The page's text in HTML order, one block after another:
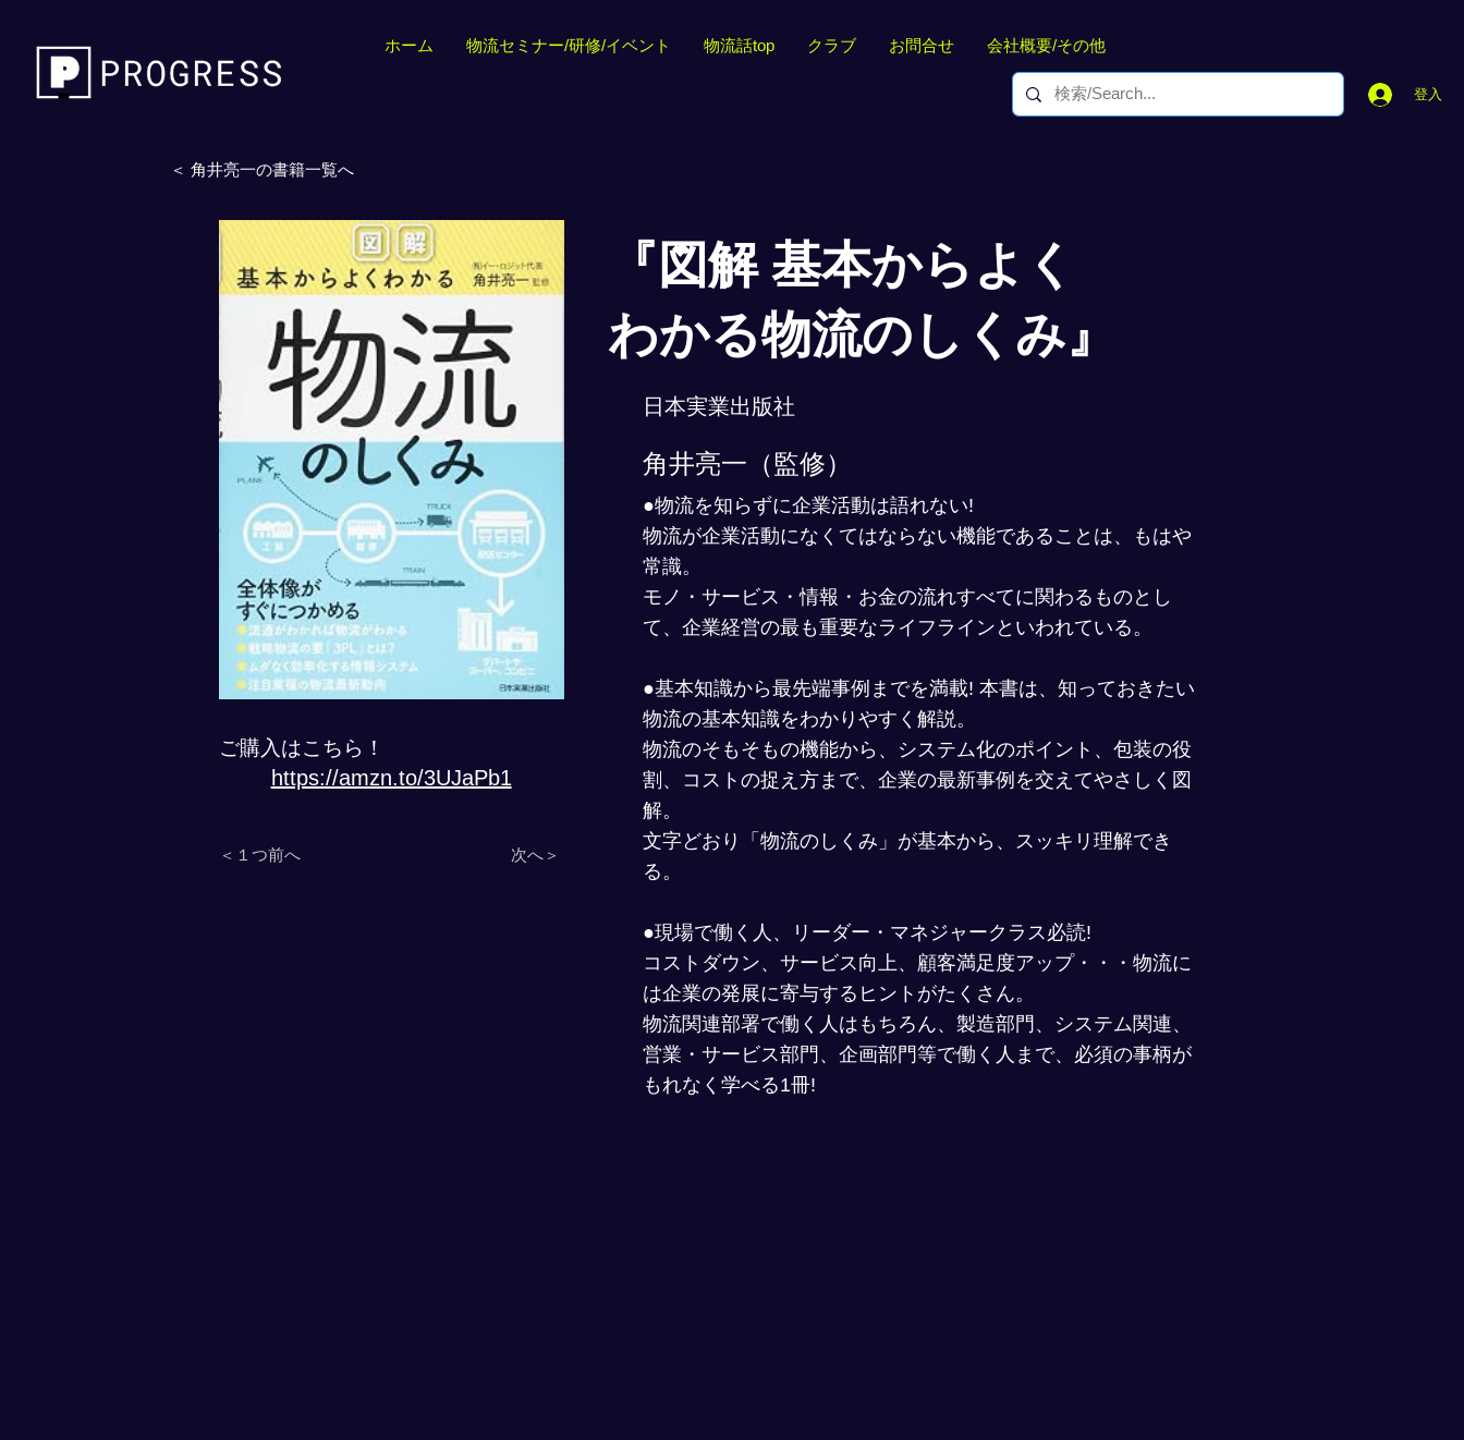
ホーム 物流セミナー/研修/イベント 物流話top クラブ お問合せ 会社概要/その他
登入
＜ 角井亮一の書籍一覧へ
https://amzn.to/3UJaPb1
ご購入はこちら！
＜１つ前へ 次へ＞
『図解 基本からよく
わかる物流のしくみ』
日本実業出版社
角井亮一（監修）
●物流を知らずに企業活動は語れない!
物流が企業活動になくてはならない機能であることは、もはや
常識。
モノ・サービス・情報・お金の流れすべてに関わるものとし
て、企業経営の最も重要なライフラインといわれている。
●基本知識から最先端事例までを満載! 本書は、知っておきたい
物流の基本知識をわかりやすく解説。
物流のそもそもの機能から、システム化のポイント、包装の役
割、コストの捉え方まで、企業の最新事例を交えてやさしく図
解。
文字どおり「物流のしくみ」が基本から、スッキリ理解でき
る。
●現場で働く人、リーダー・マネジャークラス必読!
コストダウン、サービス向上、顧客満足度アップ・・・物流に
は企業の発展に寄与するヒントがたくさん。
物流関連部署で働く人はもちろん、製造部門、システム関連、
営業・サービス部門、企画部門等で働く人まで、必須の事柄が
もれなく学べる1冊!